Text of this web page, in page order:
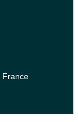
France